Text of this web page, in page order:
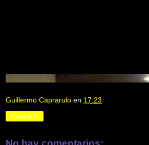
Guillermo Caprarulo en 17:23
Compartir